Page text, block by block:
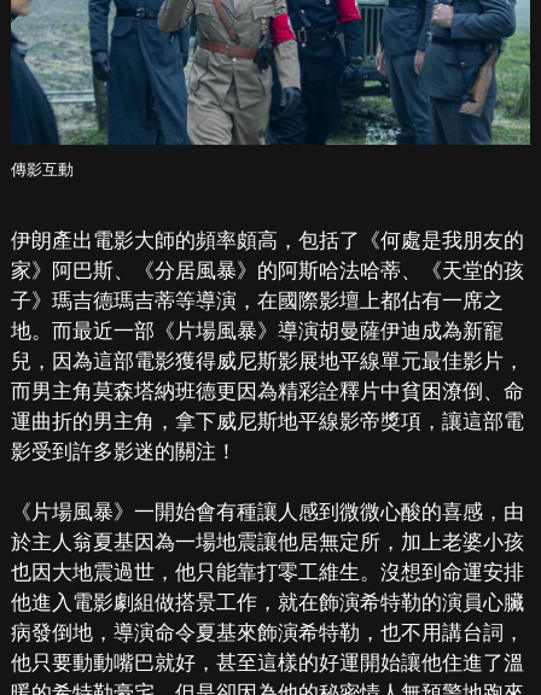
傳影互動
伊朗產出電影大師的頻率頗高，包括了《何處是我朋友的
家》阿巴斯、《分居風暴》的阿斯哈法哈蒂、《天堂的孩
子》瑪吉德瑪吉蒂等導演，在國際影壇上都佔有一席之
地。而最近一部《片場風暴》導演胡曼薩伊迪成為新寵
兒，因為這部電影獲得威尼斯影展地平線單元最佳影片，
而男主角莫森塔納班德更因為精彩詮釋片中貧困潦倒、命
運曲折的男主角，拿下威尼斯地平線影帝獎項，讓這部電
影受到許多影迷的關注！
《片場風暴》一開始會有種讓人感到微微心酸的喜感，由
於主人翁夏基因為一場地震讓他居無定所，加上老婆小孩
也因大地震過世，他只能靠打零工維生。沒想到命運安排
他進入電影劇組做搭景工作，就在飾演希特勒的演員心臟
病發倒地，導演命令夏基來飾演希特勒，也不用講台詞，
他只要動動嘴巴就好，甚至這樣的好運開始讓他住進了溫